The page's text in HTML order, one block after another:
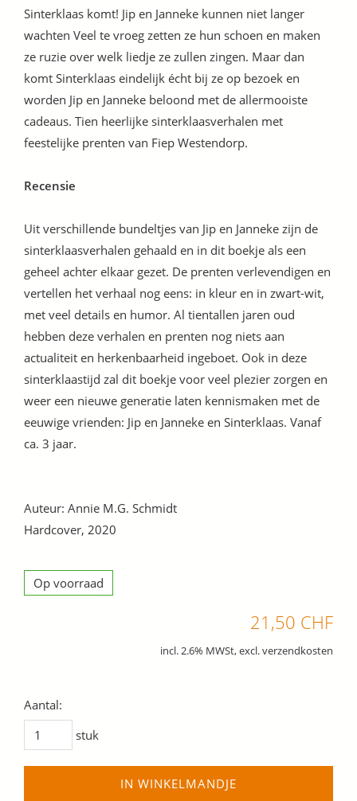
Sinterklaas komt! Jip en Janneke kunnen niet langer
wachten Veel te vroeg zetten ze hun schoen en maken
ze ruzie over welk liedje ze zullen zingen. Maar dan
komt Sinterklaas eindelijk écht bij ze op bezoek en
worden Jip en Janneke beloond met de allermooiste
cadeaus. Tien heerlijke sinterklaasverhalen met
feestelijke prenten van Fiep Westendorp.
Recensie
Uit verschillende bundeltjes van Jip en Janneke zijn de
sinterklaasverhalen gehaald en in dit boekje als een
geheel achter elkaar gezet. De prenten verlevendigen en
vertellen het verhaal nog eens: in kleur en in zwart-wit,
met veel details en humor. Al tientallen jaren oud
hebben deze verhalen en prenten nog niets aan
actualiteit en herkenbaarheid ingeboet. Ook in deze
sinterklaastijd zal dit boekje voor veel plezier zorgen en
weer een nieuwe generatie laten kennismaken met de
eeuwige vrienden: Jip en Janneke en Sinterklaas. Vanaf
ca. 3 jaar.
Auteur: Annie M.G. Schmidt
Hardcover, 2020
Op voorraad
21,50 CHF
incl. 2.6% MWSt, excl. verzendkosten
Aantal:
stuk
IN WINKELMANDJE